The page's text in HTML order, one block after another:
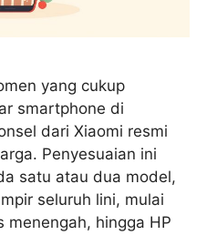
yang cukup
smartphone di
dari Xiaomi resmi
Penyesuaian ini
satu atau dua model,
seluruh lini, mulai
menengah, hingga HP